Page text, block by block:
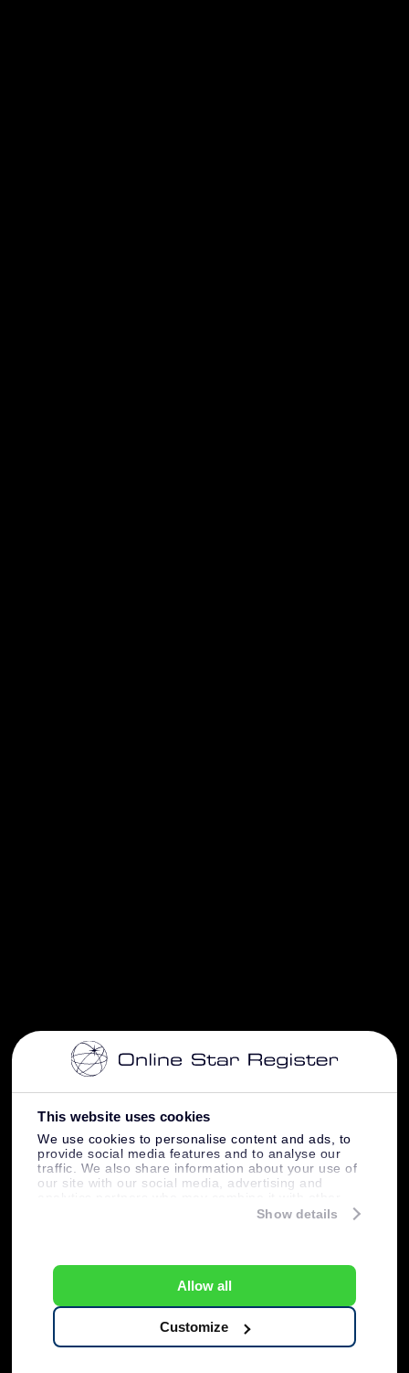
This website uses cookies
We use cookies to personalise content and ads, to
provide social media features and to analyse our
traffic. We also share information about your use of
our site with our social media, advertising and
information that you’ve provided to them or that
Show details
Allow all
Customize